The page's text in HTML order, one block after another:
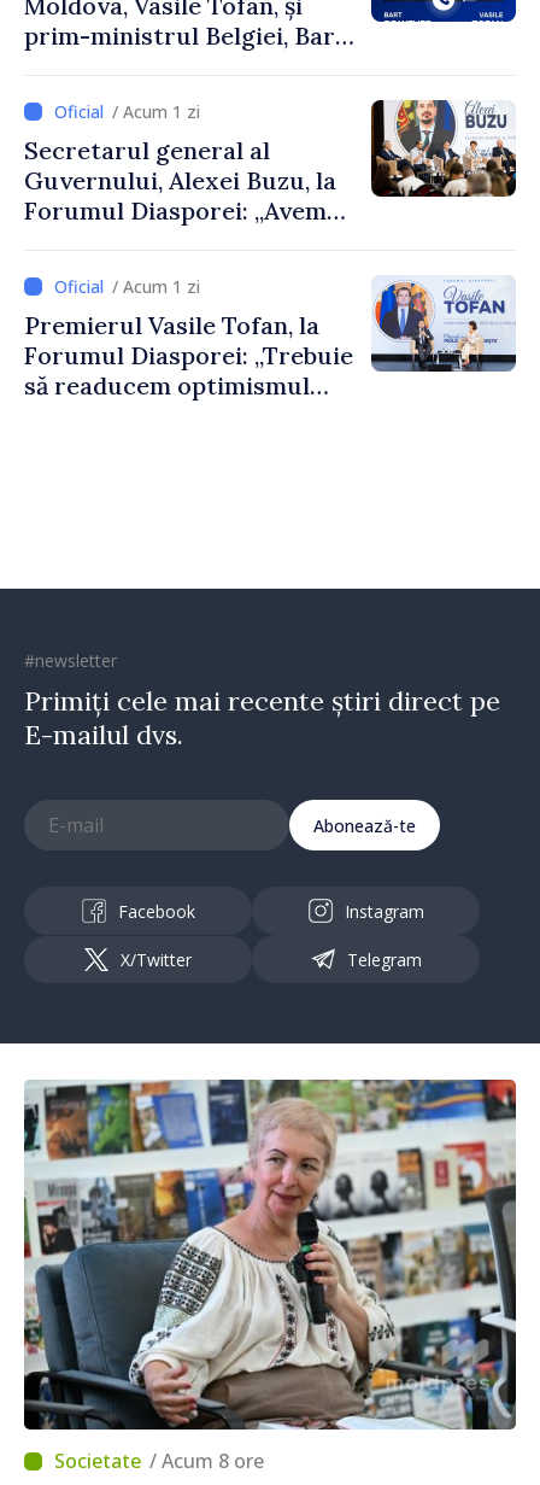
prim-ministrul Belgiei, Bart
despre parcursul european
al Republicii Moldova.
/ Acum 1 zi
Secretarul general al
Guvernului, Alexei Buzu, la
Forumul Diasporei: „Avem
dumneavoastră pentru a
construi comunități mai
puternice”
/ Acum 1 zi
Premierul Vasile Tofan, la
Forumul Diasporei: „Trebuie
să readucem optimismul
#newsletter
Primiți cele mai recente știri direct pe
E-mailul dvs.
Abonează-te
Facebook Instagram
X/Twitter Telegram
/ Acum 8 ore